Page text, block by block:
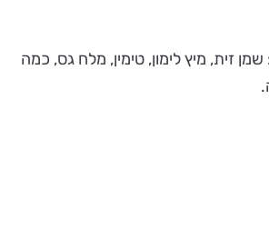
זית, מיץ לימון, טימין, מלח גס, כמה